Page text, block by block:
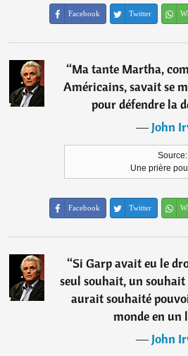
Facebook Twitter
“Ma tante Martha,
Américains, savait se
pour défendre la
―John
Source:
Une prière
Facebook Twitter
“Si Garp avait eu le
seul souhait, un
aurait souhaité
monde en un
―John